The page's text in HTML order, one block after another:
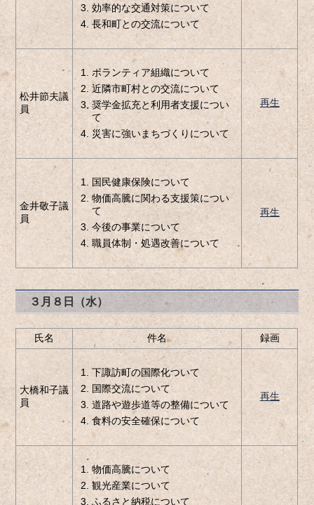
効率的な交通対策について
長和町との交流について
松井節夫議
員
ボランティア組織について
近隣市町村との交流について
奨学金拡充と利用者支援につい
て
災害に強いまちづくりについて
再生
金井敬子議
員
国民健康保険について
物価高騰に関わる支援策につい
て
今後の事業について
職員体制・処遇改善について
再生
３月８日（水）
氏名 件名 録画
大橋和子議
員
下諏訪町の国際化ついて
国際交流について
道路や遊歩道等の整備について
食料の安全確保について
再生
物価高騰について
観光産業について
ふるさと納税について